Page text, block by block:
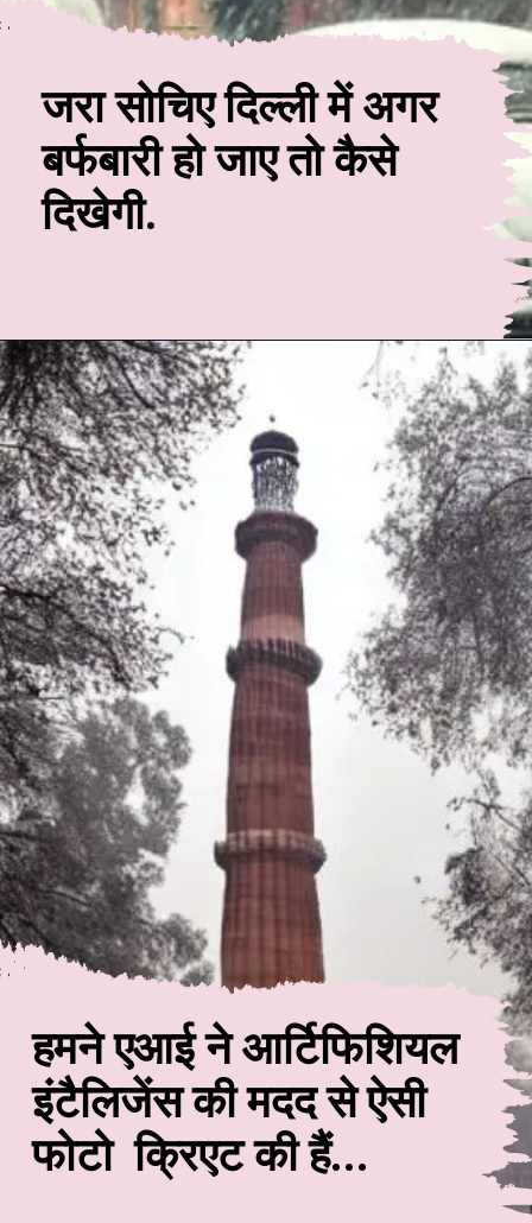
जरा सोचिए दिल्ली में अगर
बर्फबारी हो जाए तो कैसे
हमने एआई ने आर्टिफिशियल
इंटैलिजेंस की मदद से ऐसी
फोटो क्रिएट की हैं...